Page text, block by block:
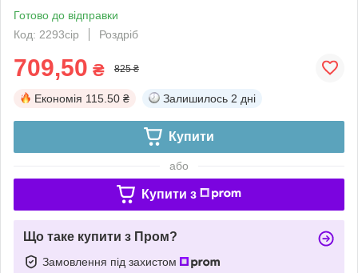
Готово до відправки
Код: 2293сір
Роздріб
709,50 ₴ 825 ₴
Економія 115.50 ₴ Залишилось 2 дні
Купити
або
Купити з
Що таке купити з Пром?
Замовлення під захистом